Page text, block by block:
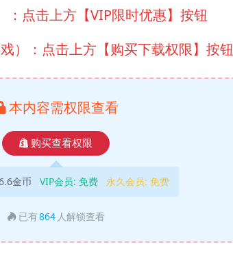
点击上方【VIP限时优惠】按钮
）：点击上方【购买下载权限】按钮
本内容需权限查看
购买查看权限
金币 VIP会员: 免费 永久会员: 免费
已有864 人解锁查看